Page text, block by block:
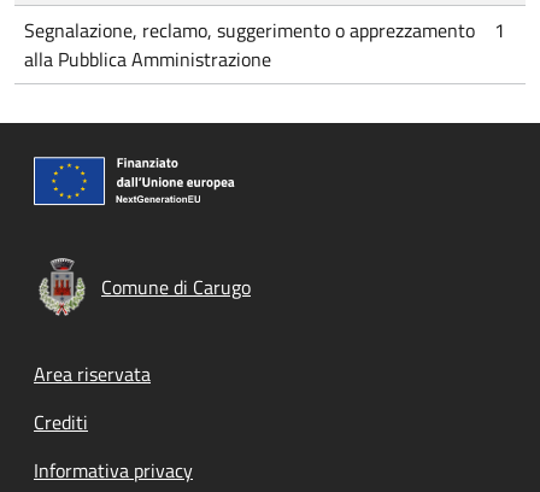
Segnalazione, reclamo, suggerimento o apprezzamento
alla Pubblica Amministrazione
1
Comune di Carugo
Footer menu
Area riservata
Crediti
Informativa privacy